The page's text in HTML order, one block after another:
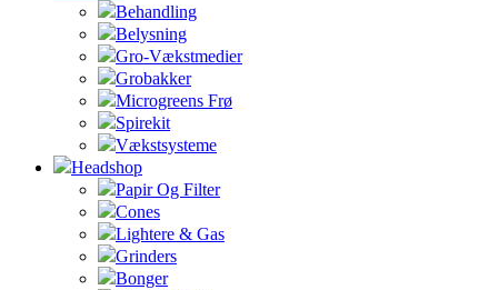
Behandling
Belysning
Gro-Vækstmedier
Grobakker
Microgreens Frø
Spirekit
Vækstsysteme
Headshop
Papir Og Filter
Cones
Lightere & Gas
Grinders
Bonger